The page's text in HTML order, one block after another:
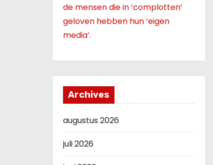
de mensen die in ‘complotten’
geloven hebben hun ‘eigen
media’.
Archives
augustus 2026
juli 2026